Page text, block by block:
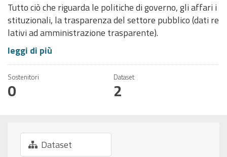
Tutto ciò che riguarda le politiche di governo, gli affari i
stituzionali, la trasparenza del settore pubblico (dati re
lativi ad amministrazione trasparente).
leggi di più
Sostenitori
0
Dataset
2
Dataset